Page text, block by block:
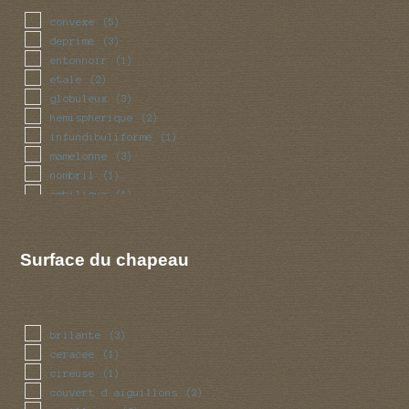
convexe (5)
deprime (3)
entonnoir (1)
etale (2)
globuleux (3)
hemispherique (2)
infundibuliforme (1)
mamelonne (3)
nombril (1)
ombilique (1)
Surface du chapeau
brilante (3)
ceracee (1)
cireuse (1)
couvert d aiguillons (2)